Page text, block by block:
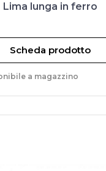
Lima lunga in ferro
Scheda prodotto
a magazzino